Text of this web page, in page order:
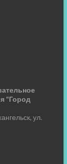
"Город
ул.